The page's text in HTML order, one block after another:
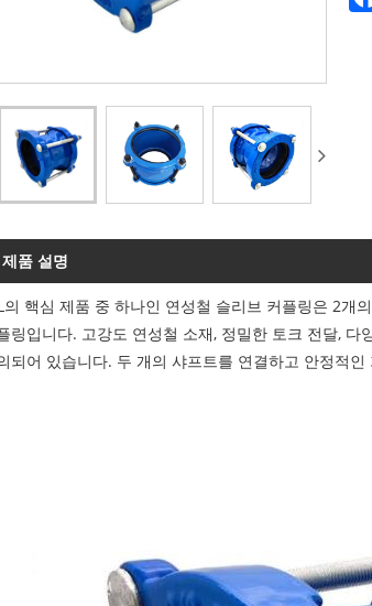
제품 설명
의 핵심 제품 중 하나인 연성철 슬리브 커플링은 2개
링입니다. 고강도 연성철 소재, 정밀한 토크 전달,
되어 있습니다. 두 개의 샤프트를 연결하고 안정적